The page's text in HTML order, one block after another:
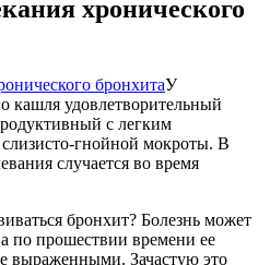
хронического
У
кашля удовлетворительный
с легким
гнойной мокроты. В
случается во время
бронхит? Болезнь может
по прошествии времени ее
выраженными. Зачастую это